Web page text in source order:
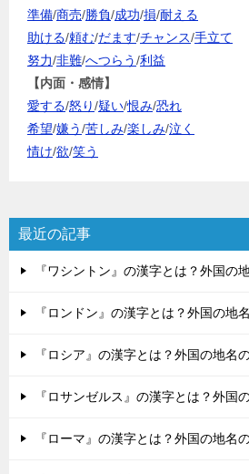
準備/商売/勝負/成功/損/耐える
助ける/頼む/だます/チャンス/手立て
努力/非難/へつらう/利益
【内面・感情】
愛する/怒り/疑い/恨み/恐れ
希望/嫌う/苦しみ/楽しみ/泣く
情け/欲/笑う
最近の記事
『ワシントン』の漢字とは？外国の
『ロンドン』の漢字とは？外国の地
『ロシア』の漢字とは？外国の地名
『ロサンゼルス』の漢字とは？外国
『ローマ』の漢字とは？外国の地名